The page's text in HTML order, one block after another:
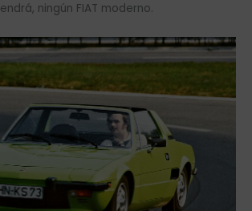
ningún FIAT moderno.